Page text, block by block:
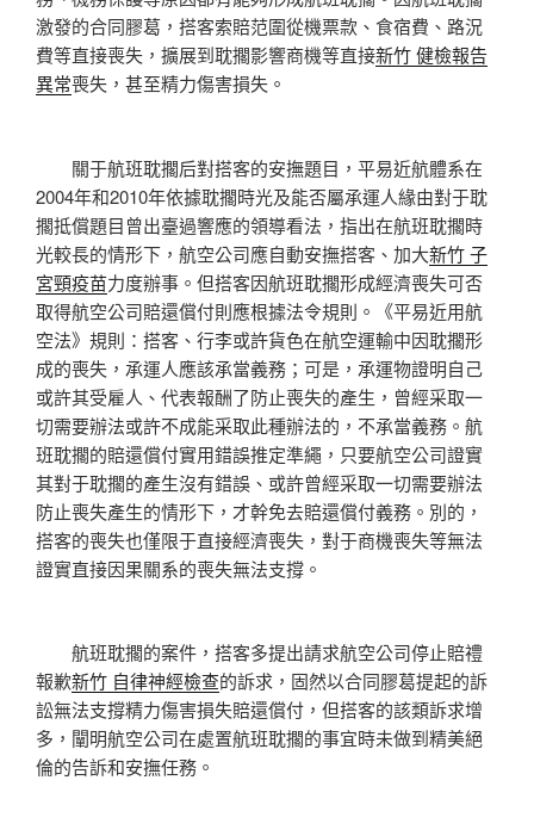
激發的合同膠葛，搭客索賠范圍從機票款、食宿費、路況
費等直接喪失，擴展到耽擱影響商機等直接新竹 健檢報告
異常喪失，甚至精力傷害損失。
關于航班耽擱后對搭客的安撫題目，平易近航體系在
2004年和2010年依據耽擱時光及能否屬承運人緣由對于耽
擱抵償題目曾出臺過響應的領導看法，指出在航班耽擱時
光較長的情形下，航空公司應自動安撫搭客、加大新竹 子
宮頸疫苗力度辦事。但搭客因航班耽擱形成經濟喪失可否
取得航空公司賠還償付則應根據法令規則。《平易近用航
空法》規則：搭客、行李或許貨色在航空運輸中因耽擱形
成的喪失，承運人應該承當義務；可是，承運物證明自己
或許其受雇人、代表報酬了防止喪失的產生，曾經采取一
切需要辦法或許不成能采取此種辦法的，不承當義務。航
班耽擱的賠還償付實用錯誤推定準繩，只要航空公司證實
其對于耽擱的產生沒有錯誤、或許曾經采取一切需要辦法
防止喪失產生的情形下，才幹免去賠還償付義務。別的，
搭客的喪失也僅限于直接經濟喪失，對于商機喪失等無法
證實直接因果關系的喪失無法支撐。
航班耽擱的案件，搭客多提出請求航空公司停止賠禮
報歉新竹 自律神經檢查的訴求，固然以合同膠葛提起的訴
訟無法支撐精力傷害損失賠還償付，但搭客的該類訴求增
多，闡明航空公司在處置航班耽擱的事宜時未做到精美絕
倫的告訴和安撫任務。